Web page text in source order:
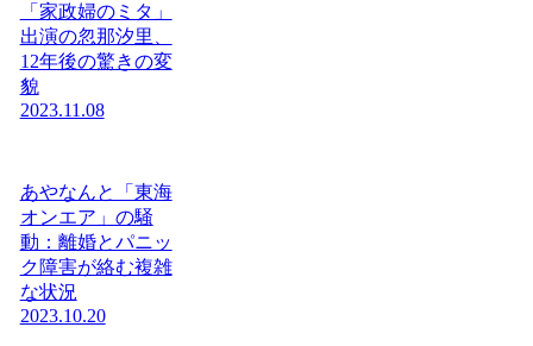
「家政婦のミタ」
出演の忽那汐里、
12年後の驚きの変
貌
2023.11.08
あやなんと「東海
オンエア」の騒
動：離婚とパニッ
ク障害が絡む複雑
な状況
2023.10.20